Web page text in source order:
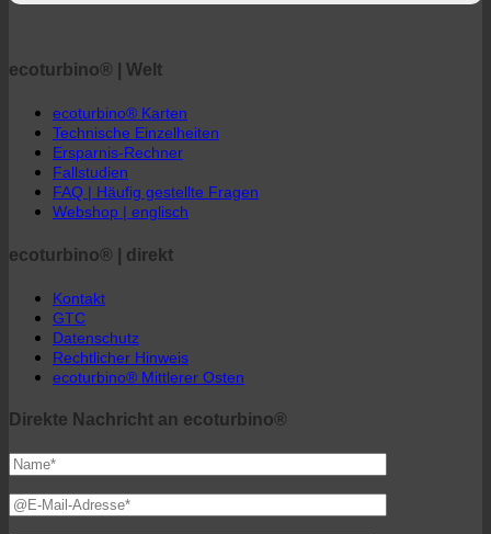
Webshop | englisch
Kontakt
GTC
Datenschutz
Rechtlicher Hinweis
ecoturbino® Mittlerer Osten
Direkte Nachricht an ecoturbino®